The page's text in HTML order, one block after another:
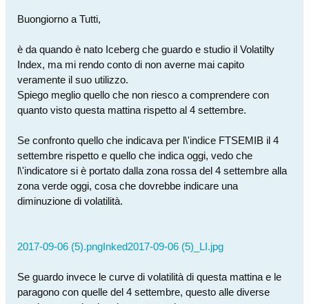
Buongiorno a Tutti,
è da quando è nato Iceberg che guardo e studio il Volatilty
Index, ma mi rendo conto di non averne mai capito
veramente il suo utilizzo.
Spiego meglio quello che non riesco a comprendere con
quanto visto questa mattina rispetto al 4 settembre.
Se confronto quello che indicava per l\'indice FTSEMIB il 4
settembre rispetto e quello che indica oggi, vedo che
l\'indicatore si è portato dalla zona rossa del 4 settembre alla
zona verde oggi, cosa che dovrebbe indicare una
diminuzione di volatilità.
2017-09-06 (5).pngInked2017-09-06 (5)_LI.jpg
Se guardo invece le curve di volatilità di questa mattina e le
paragono con quelle del 4 settembre, questo alle diverse